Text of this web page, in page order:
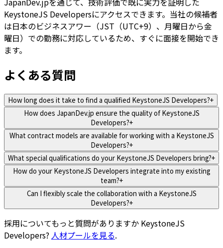
KeystoneJS Developersにアクセスできます。当社の候補者
は日本のビジネスアワー（JST（UTC+9）、月曜日から金
曜日）での勤務に対応しているため、すぐに面接を開始でき
ます。
よくある質問
How long does it take to find a qualified KeystoneJS Developers?+
How does JapanDev.jp ensure the quality of KeystoneJS
Developers?+
What contract models are available for working with a KeystoneJS
Developers?+
What special qualifications do your KeystoneJS Developers bring?+
How do your KeystoneJS Developers integrate into my existing
team?+
Can I flexibly scale the collaboration with a KeystoneJS
Developers?+
採用についてもっと質問がありますか KeystoneJS
Developers? 人材プールを見る.